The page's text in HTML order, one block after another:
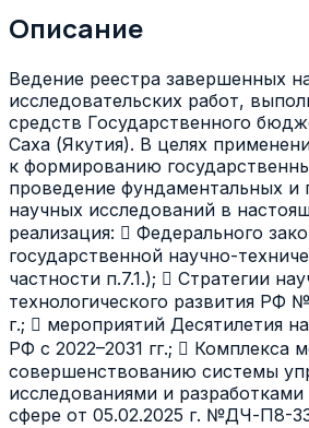
Описание
Ведение реестра завершенных
исследовательских работ,
средств Государственного
Саха (Якутия). В целях
к формированию
проведение фундаментальных и
научных исследований в
реализация:  Федерального
государственной научно-
частности п.7.1.);  Стратегии
технологического развития РФ
г.;  мероприятий Десятилетия
РФ с 2022–2031 гг.;  Комплекса
совершенствованию системы
исследованиями и
сфере от 05.02.2025 г. №ДЧ-П8-